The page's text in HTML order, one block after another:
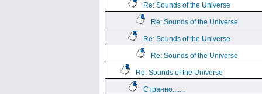
Re: Sounds of the Universe
Re: Sounds of the Universe
Re: Sounds of the Universe
Re: Sounds of the Universe
Re: Sounds of the Universe
Странно.......